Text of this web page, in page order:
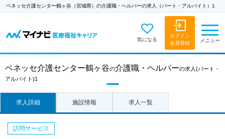
ベネッセ介護センター鶴ヶ谷（宮城県）の介護職・ヘルパーの求人（パート・アルバイト）1
気になる
ログイン
会員登録
メニュー
ベネッセ介護センター鶴ヶ谷の介護職・ヘルパーの求人 (パート・
アルバイト)1
求人詳細 施設情報 求人一覧
訪問サービス